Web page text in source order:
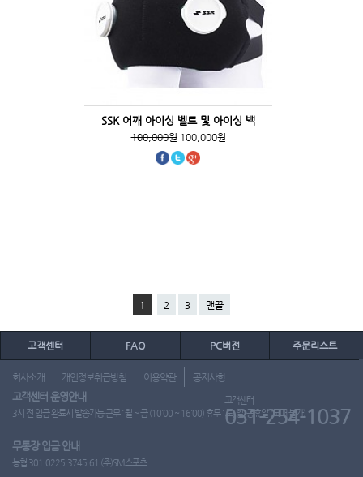
SSK 어깨 아이싱 벨트 및 아이싱 백
100,000원100,000원
1 2 3 맨끝
고객센터 FAQ PC버전 주문리스트
회사소개 개인정보취급방침 이용약관 공지사항
고객센터 운영안내
3시 전 입금 완료시 발송가능 근무 : 월 ~ 금 (10:00 ~ 16:00) 휴무 : 토, 일, 공휴일 (도매 불가)
고객센터
031-254-1037
무통장 입금 안내
농협 301-0225-3745-61 (주)SM스포츠